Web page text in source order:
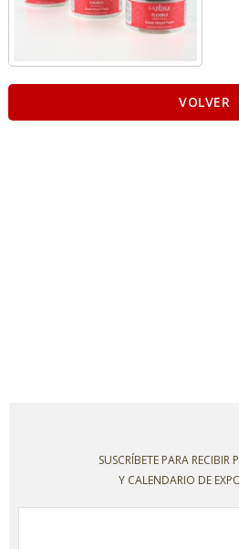
VOLVER
SUSCRÍBETE PARA RECIBIR
Y CALENDARIO DE